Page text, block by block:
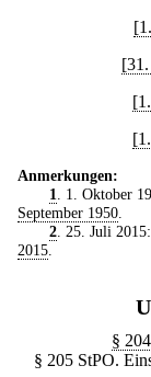
Anmerkungen:
1
. 1. Oktober
September 1950
2. 25. Juli
2015
§
§ 205 StPO.